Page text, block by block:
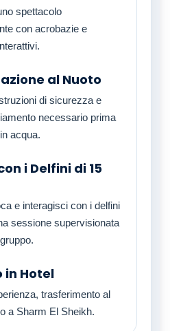
spettacolo
con acrobazie e
al Nuoto
di sicurezza e
necessario prima
acqua.
i Delfini di 15
e interagisci con i delfini
sessione supervisionata
in Hotel
trasferimento al
a Sharm El Sheikh.